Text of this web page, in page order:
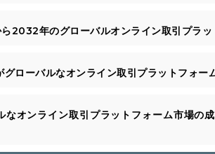
2032年のグローバルオンライン取引プラッ
グローバルなオンライン取引プラットフォー
なオンライン取引プラットフォーム市場の